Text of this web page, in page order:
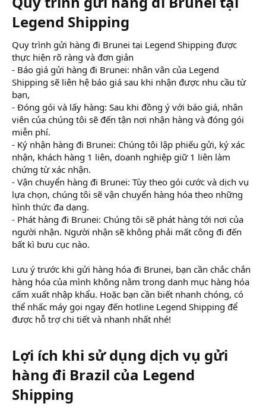
Legend Shipping​
Quy trình gửi hàng đi Brunei tại Legend Shipping được
thực hiện rõ ràng và đơn giản
- Báo giá gửi hàng đi Brunei: nhân vân của Legend
Shipping sẽ liên hệ báo giá sau khi nhận được nhu cầu từ
bạn,
- Đóng gói và lấy hàng: Sau khi đồng ý với báo giá, nhân
viên của chúng tôi sẽ đến tận nơi nhận hàng và đóng gói
miễn phí.
- Ký nhận hàng đi Brunei: Chúng tôi lập phiếu gửi, ký xác
nhận, khách hàng 1 liên, doanh nghiệp giữ 1 liên làm
chứng từ xác nhận.
- Vận chuyển hàng đi Brunei: Tùy theo gói cước và dịch vụ
lựa chọn, chúng tôi sẽ vận chuyển hàng hóa theo những
hình thức đa dạng.
- Phát hàng đi Brunei: Chúng tôi sẽ phát hàng tới nơi của
người nhận. Người nhận sẽ không phải mất công đi đến
bất kì bưu cục nào.
Lưu ý trước khi gửi hàng hóa đi Brunei, bạn cần chắc chắn
hàng hóa của mình không nằm trong danh mục hàng hóa
cấm xuất nhập khẩu. Hoặc bạn cần biết nhanh chóng, có
thể nhấc máy gọi ngay đến hotline Legend Shipping để
được hỗ trợ chi tiết và nhanh nhất nhé!
Lợi ích khi sử dụng dịch vụ gửi
hàng đi Brazil của Legend
Shipping​